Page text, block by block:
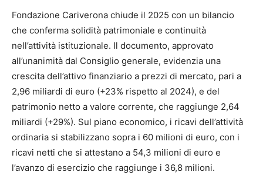
Fondazione Cariverona chiude il 2025 con un bilancio
che conferma solidità patrimoniale e continuità
nell’attività istituzionale. Il documento, approvato
all’unanimità dal Consiglio generale, evidenzia una
crescita dell’attivo finanziario a prezzi di mercato, pari a
2,96 miliardi di euro (+23% rispetto al 2024), e del
patrimonio netto a valore corrente, che raggiunge 2,64
miliardi (+29%). Sul piano economico, i ricavi dell’attività
ordinaria si stabilizzano sopra i 60 milioni di euro, con i
ricavi netti che si attestano a 54,3 milioni di euro e
l’avanzo di esercizio che raggiunge i 36,8 milioni.